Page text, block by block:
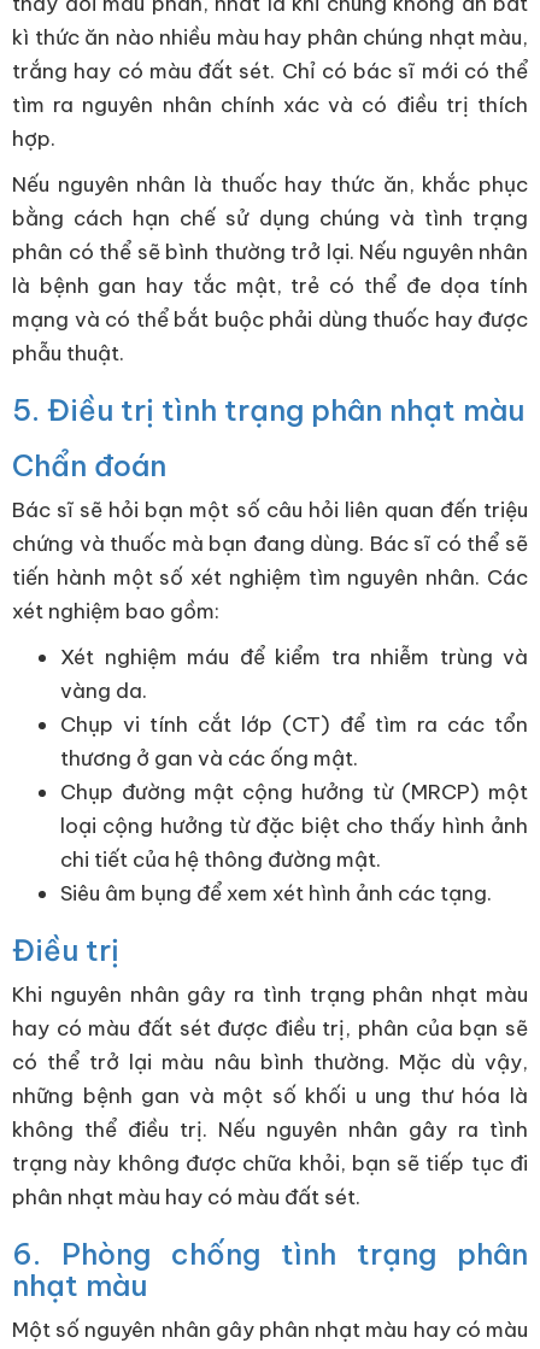
kì thức ăn nào nhiều màu hay phân chúng nhạt màu,
trắng hay có màu đất sét. Chỉ có bác sĩ mới có thể
tìm ra nguyên nhân chính xác và có điều trị thích
hợp.
Nếu nguyên nhân là thuốc hay thức ăn, khắc phục
bằng cách hạn chế sử dụng chúng và tình trạng
phân có thể sẽ bình thường trở lại. Nếu nguyên nhân
là bệnh gan hay tắc mật, trẻ có thể đe dọa tính
mạng và có thể bắt buộc phải dùng thuốc hay được
phẫu thuật.
5. Điều trị tình trạng phân nhạt màu
Chẩn đoán
Bác sĩ sẽ hỏi bạn một số câu hỏi liên quan đến triệu
chứng và thuốc mà bạn đang dùng. Bác sĩ có thể sẽ
tiến hành một số xét nghiệm tìm nguyên nhân. Các
xét nghiệm bao gồm:
Xét nghiệm máu để kiểm tra nhiễm trùng và
vàng da.
Chụp vi tính cắt lớp (CT) để tìm ra các tổn
thương ở gan và các ống mật.
Chụp đường mật cộng hưởng từ (MRCP) một
loại cộng hưởng từ đặc biệt cho thấy hình ảnh
chi tiết của hệ thông đường mật.
Siêu âm bụng để xem xét hình ảnh các tạng.
Điều trị
Khi nguyên nhân gây ra tình trạng phân nhạt màu
hay có màu đất sét được điều trị, phân của bạn sẽ
có thể trở lại màu nâu bình thường. Mặc dù vậy,
những bệnh gan và một số khối u ung thư hóa là
không thể điều trị. Nếu nguyên nhân gây ra tình
trạng này không được chữa khỏi, bạn sẽ tiếp tục đi
phân nhạt màu hay có màu đất sét.
6. Phòng chống tình trạng phân
nhạt màu
Một số nguyên nhân gây phân nhạt màu hay có màu